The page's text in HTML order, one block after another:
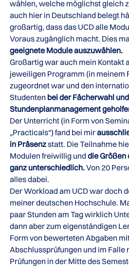
wählen, welche möglichst gleich
auch hier in Deutschland belegt
großartig, dass das UCD alle
Voraus zugänglich macht. Dies
geeignete Module auszuwählen.
Großartig war auch mein Kontakt
jeweiligen Programm (in meinem
zugeordnet war und den
Studenten bei der Fächerwahl
Stundenplanmanagement
Der Unterricht (in Form von
„Practicals“) fand bei mir
in Präsenzstatt. Die Teilnahme
Modulen freiwillig und die Größen
ganz unterschiedlich.Von 20
alles dabei.
Der Workload am UCD war doch
meiner deutschen Hochschule.
paar Stunden am Tag wirklich
dann aber zum eigenständigen
Form von bewerteten Abgaben
Abschlussprüfungen und im Falle
Prüfungen in der Mitte des